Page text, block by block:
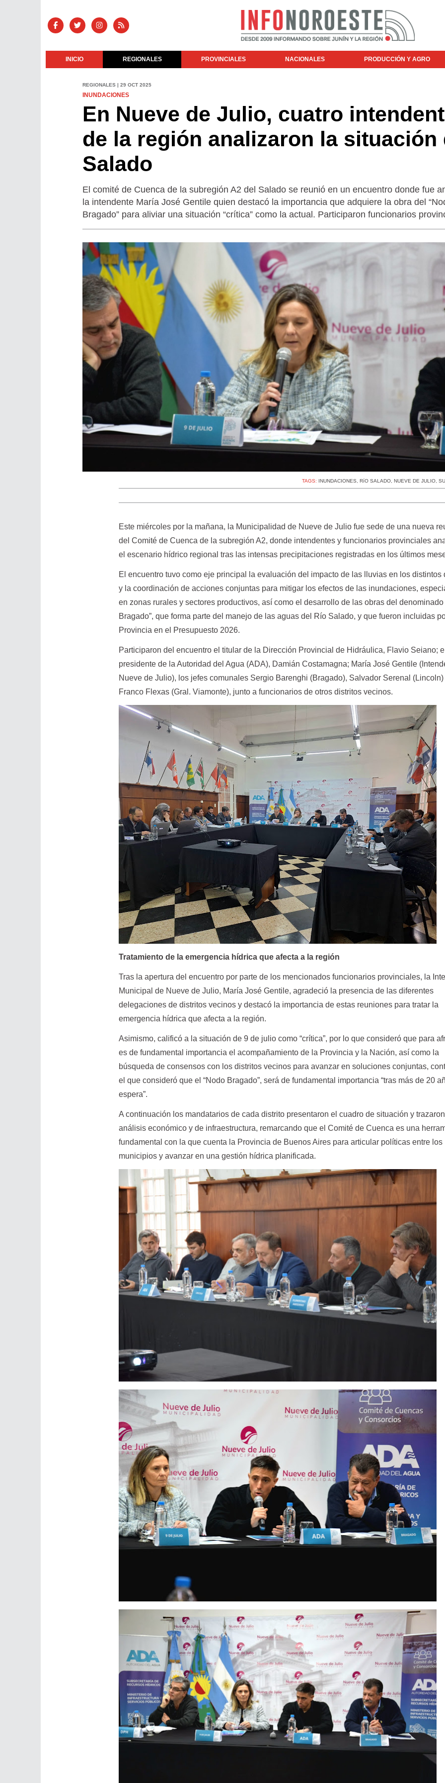
INICIO REGIONALES PROVINCIALES NACIONALES PRODUCCIÓN Y AGRO
REGIONALES | 29 OCT 2025
INUNDACIONES
En Nueve de Julio, cuatro
de la región analizaron la situación
Salado
El comité de Cuenca de la subregión A2 del Salado se reunió en un encuentro donde fue
la intendente María José Gentile quien destacó la importancia que adquiere la obra del
Bragado” para aliviar una situación “crítica” como la actual. Participaron funcionarios
TAGS: INUNDACIONES ,RíO SALADO ,NUEVE DE JULIO ,
Este miércoles por la mañana, la Municipalidad de Nueve de Julio fue sede de una nueva
del Comité de Cuenca de la subregión A2, donde intendentes y funcionarios provinciales
el escenario hídrico regional tras las intensas precipitaciones registradas en los últimos
El encuentro tuvo como eje principal la evaluación del impacto de las lluvias en los distintos
y la coordinación de acciones conjuntas para mitigar los efectos de las inundaciones,
en zonas rurales y sectores productivos, así como el desarrollo de las obras del denominado
Bragado”, que forma parte del manejo de las aguas del Río Salado, y que fueron incluidas
Provincia en el Presupuesto 2026.
Participaron del encuentro el titular de la Dirección Provincial de Hidráulica, Flavio Seiano;
presidente de la Autoridad del Agua (ADA), Damián Costamagna; María José Gentile
Nueve de Julio), los jefes comunales Sergio Barenghi (Bragado), Salvador Serenal (Lincoln)
Franco Flexas (Gral. Viamonte), junto a funcionarios de otros distritos vecinos.
Tratamiento de la emergencia hídrica que afecta a la región
Tras la apertura del encuentro por parte de los mencionados funcionarios provinciales, la
Municipal de Nueve de Julio, María José Gentile, agradeció la presencia de las diferentes
delegaciones de distritos vecinos y destacó la importancia de estas reuniones para tratar la
emergencia hídrica que afecta a la región.
Asimismo, calificó a la situación de 9 de julio como “crítica”, por lo que consideró que para
es de fundamental importancia el acompañamiento de la Provincia y la Nación, así como la
búsqueda de consensos con los distritos vecinos para avanzar en soluciones conjuntas,
el que consideró que el “Nodo Bragado”, será de fundamental importancia “tras más de 20
espera”.
A continuación los mandatarios de cada distrito presentaron el cuadro de situación y
análisis económico y de infraestructura, remarcando que el Comité de Cuenca es una
fundamental con la que cuenta la Provincia de Buenos Aires para articular políticas entre los
municipios y avanzar en una gestión hídrica planificada.